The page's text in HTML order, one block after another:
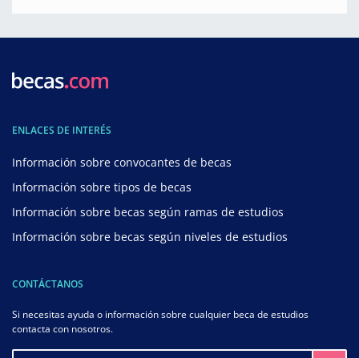
ENLACES DE INTERÉS
Información sobre convocantes de becas
Información sobre tipos de becas
Información sobre becas según ramas de estudios
Información sobre becas según niveles de estudios
CONTÁCTANOS
Si necesitas ayuda o información sobre cualquier beca de estudios
contacta con nosotros.